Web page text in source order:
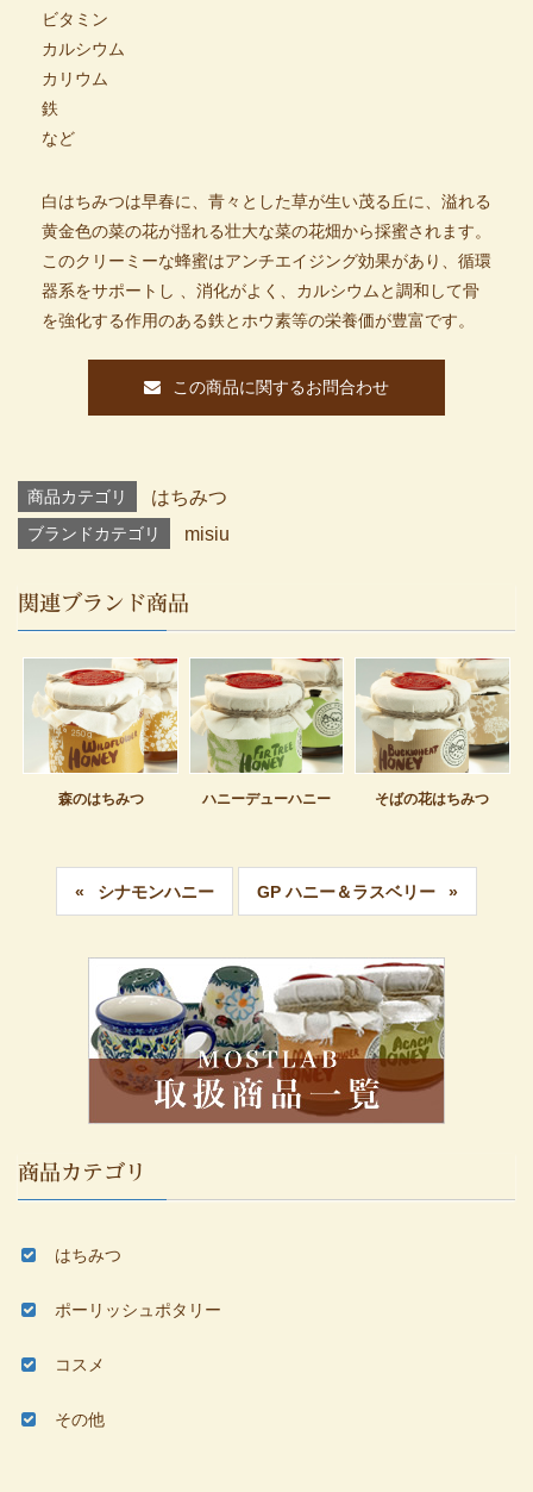
ビタミン
カルシウム
カリウム
鉄
など
白はちみつは早春に、青々とした草が生い茂る丘に、溢れる
黄金色の菜の花が揺れる壮大な菜の花畑から採蜜されます。
このクリーミーな蜂蜜はアンチエイジング効果があり、循環
器系をサポートし 、消化がよく、カルシウムと調和して骨
を強化する作用のある鉄とホウ素等の栄養価が豊富です。
この商品に関するお問合わせ
商品カテゴリ はちみつ
ブランドカテゴリ misiu
関連ブランド商品
森のはちみつ ハニーデューハニー そばの花はちみつ
シナモンハニー GP ハニー＆ラスベリー
商品カテゴリ
はちみつ
ポーリッシュポタリー
コスメ
その他